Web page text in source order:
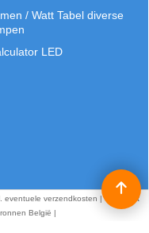
/ Watt Tabel diverse
LED
eventuele verzendkosten | Copyright
België |